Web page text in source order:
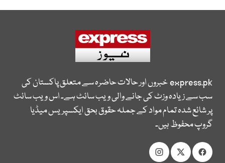
express.pkخبروں اور حالات حاضرہ سے متعلق پاکستان کی
سب سے زیادہ وزٹ کی جانے والی ویب سائٹ ہے۔ اس ویب سائٹ
پر شائع شدہ تمام مواد کے جملہ حقوق بحق ایکسپریس میڈیا
گروپ محفوظ ہیں۔